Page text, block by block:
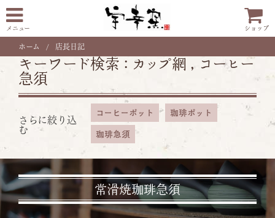
メニュー ショップ
ホーム 店長日記
キーワード検索 : カップ網 , コーヒー
急須
さらに絞り込
む
コーヒーポット 珈琲ポット
珈琲急須
常滑焼珈琲急須